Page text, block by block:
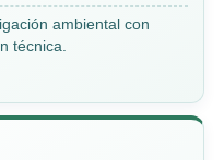
ambiental con
técnica.